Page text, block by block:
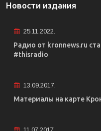
Новости издания
25.11.2022.
Радио от kronnews.ru
#thisradio
13.09.2017.
Материалы на карте